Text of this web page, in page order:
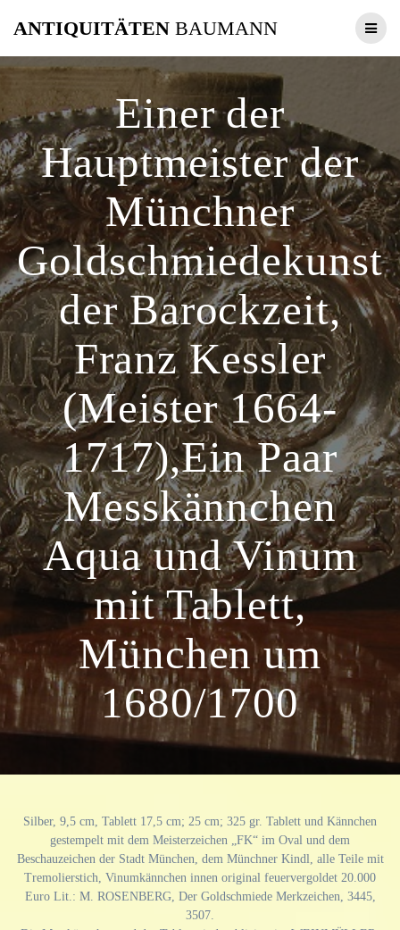
Inhalt
ANTIQUITÄTEN BAUMANN
Einer der
Hauptmeister der
Münchner
Goldschmiedekunst
der Barockzeit,
Franz Kessler
(Meister 1664-
1717),Ein Paar
Messkännchen
Aqua und Vinum
mit Tablett,
München um
1680/1700
Silber, 9,5 cm, Tablett 17,5 cm; 25 cm; 325 gr. Tablett und Kännchen
gestempelt mit dem Meisterzeichen „FK“ im Oval und dem
Beschauzeichen der Stadt München, dem Münchner Kindl, alle Teile mit
Tremolierstich, Vinumkännchen innen original feuervergoldet 20.000
Euro Lit.: M. ROSENBERG, Der Goldschmiede Merkzeichen, 3445,
3507.